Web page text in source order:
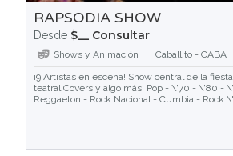
RAPSODIA SHOW
Desde $__ Consultar
Shows y Animación
Caballito - CABA
¡9 Artistas en escena! Show central de la
teatral Covers y algo más: Pop - \'70 - \'80 -
Reggaeton - Rock Nacional - Cumbia - Rock